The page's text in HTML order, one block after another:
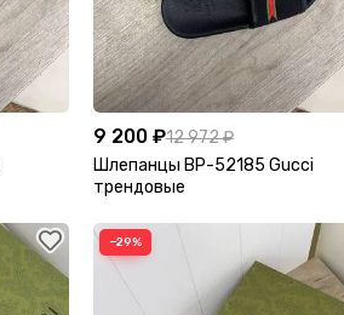
9 200 ₽12 972 ₽
Шлепанцы BP-52185 Gucci
трендовые
−29%